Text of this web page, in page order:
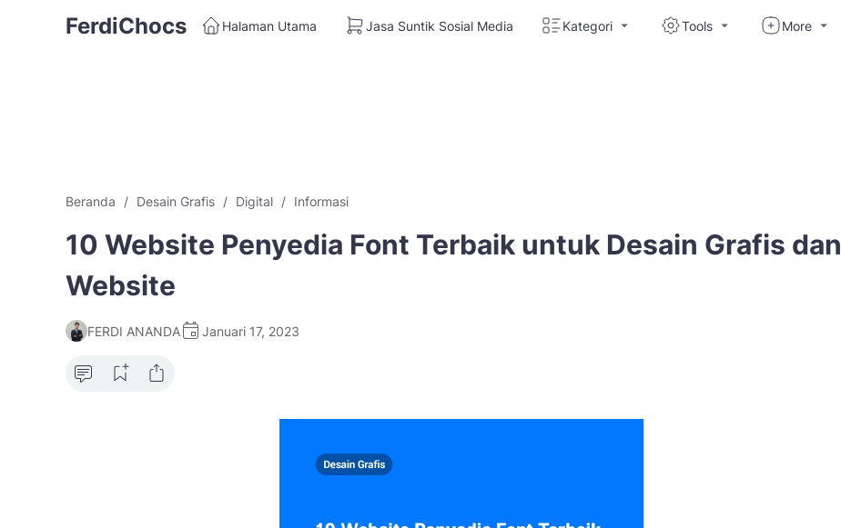
FerdiChocs Halaman Utama Jasa Suntik Sosial Media Kategori Tools More
Beranda Desain Grafis Digital Informasi
10 Website Penyedia Font Terbaik untuk Desain Grafis dan
Website
FERDI ANANDA Januari 17, 2023